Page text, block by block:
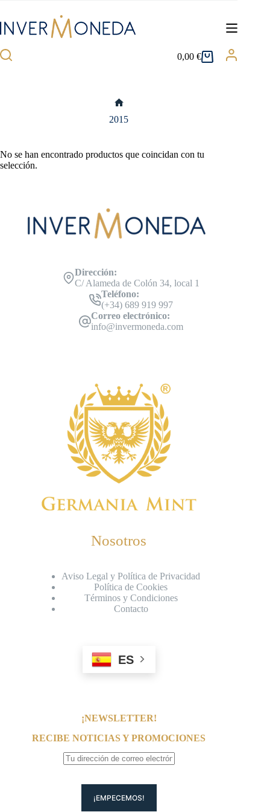
contenido
Carro
0,00€
2015
No se han encontrado productos que coincidan con tu
selección.
Dirección:
C/ Alameda de Colón 34, local 1
Teléfono:
(+34) 689 919 997
Correo electrónico:
info@invermoneda.com
Nosotros
Aviso Legal y Política de Privacidad
Política de Cookies
Términos y Condiciones
Contacto
ES
¡NEWSLETTER!
RECIBE NOTICIAS Y PROMOCIONES